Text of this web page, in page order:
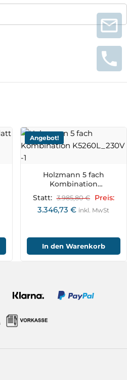
Angebot!
Holzmann 5 fach
Kombination
Statt: 3.985,80€ Preis:
3.346,73€ inkl. MwSt
In den Warenkorb